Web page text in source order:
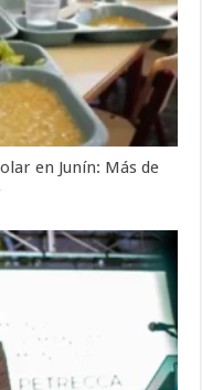
en Junín: Más de